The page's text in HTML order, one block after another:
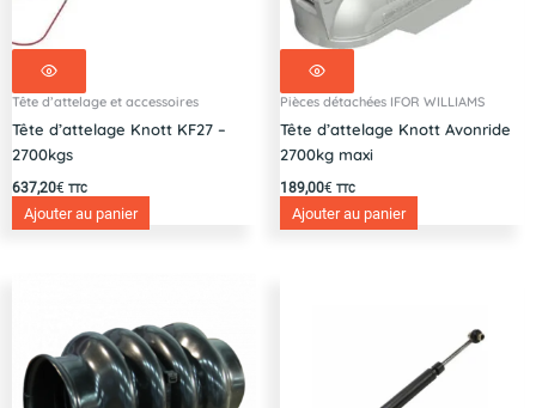
Tête d’attelage et accessoires
Tête d’attelage Knott KF27 –
2700kgs
637,20€ TTC
Ajouter au panier
Pièces détachées IFOR WILLIAMS
Tête d’attelage Knott Avonride
2700kg maxi
189,00€ TTC
Ajouter au panier